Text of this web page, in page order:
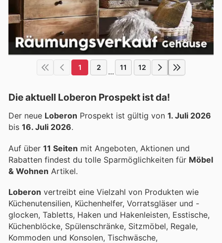
1 2 ... 11 12
Die aktuell Loberon Prospekt ist da!
Der neue Loberon Prospekt ist gültig von 1. Juli 2026
bis 16. Juli 2026.
Auf über 11 Seiten mit Angeboten, Aktionen und
Rabatten findest du tolle Sparmöglichkeiten für Möbel
& Wohnen Artikel.
Loberon vertreibt eine Vielzahl von Produkten wie
Küchenutensilien, Küchenhelfer, Vorratsgläser und -
glocken, Tabletts, Haken und Hakenleisten, Esstische,
Küchenblöcke, Spülenschränke, Sitzmöbel, Regale,
Kommoden und Konsolen, Tischwäsche,